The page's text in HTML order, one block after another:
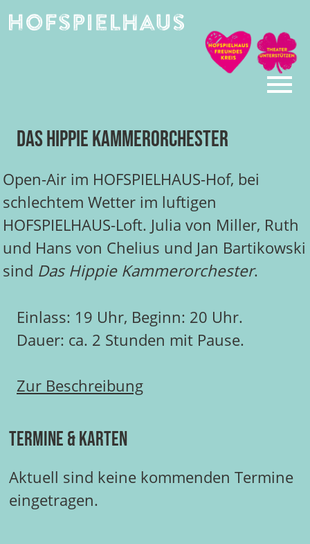
Das Hippie Kammerorchester
Open-Air im HOFSPIELHAUS-Hof, bei
schlechtem Wetter im luftigen
HOFSPIELHAUS-Loft. Julia von Miller, Ruth
und Hans von Chelius und Jan Bartikowski
sind Das Hippie Kammerorchester.
Einlass: 19 Uhr, Beginn: 20 Uhr.
Dauer: ca. 2 Stunden mit Pause.
Zur Beschreibung
Termine & Karten
Aktuell sind keine kommenden Termine
eingetragen.